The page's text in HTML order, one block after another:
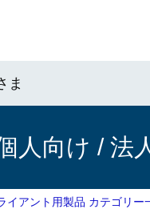
ま
向け / 法
イアント用製品 カテゴリー